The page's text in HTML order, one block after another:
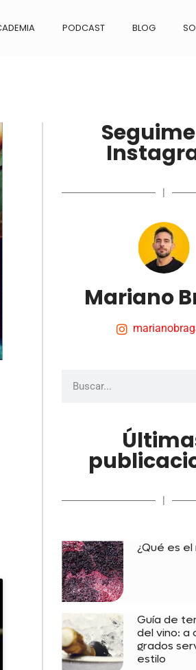
PODCAST BLOG
|
Mariano
|
¿Qué es el
Guía de
del vino: a
grados
estilo